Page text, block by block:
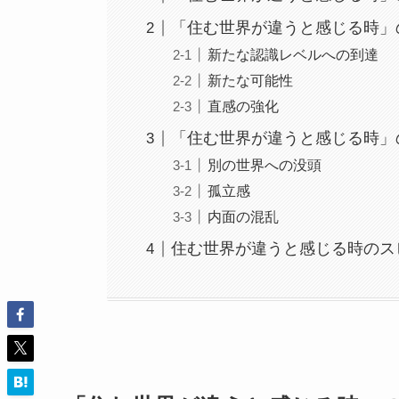
「住む世界が違うと感じる時
新たな認識レベルへの到達
新たな可能性
直感の強化
「住む世界が違うと感じる時
別の世界への没頭
孤立感
内面の混乱
住む世界が違うと感じる時の